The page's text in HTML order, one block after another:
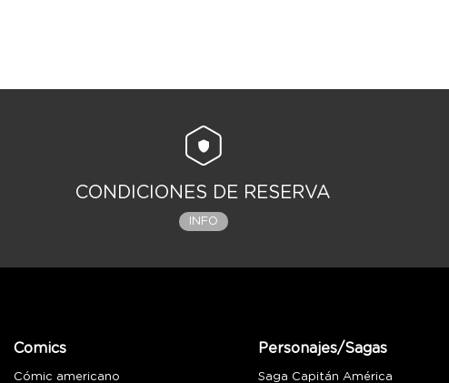
CONDICIONES DE RESERVA
INFO
Comics
Cómic americano
Personajes/Sagas
Saga Capitán América